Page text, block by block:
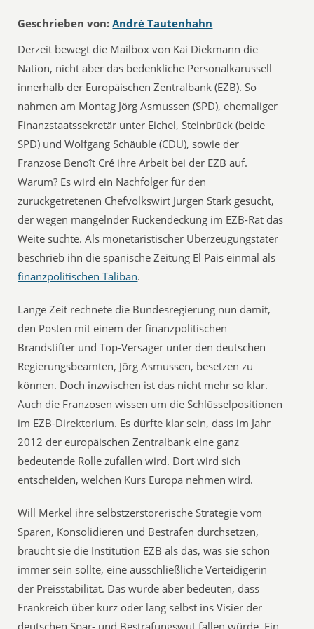
Geschrieben von: André Tautenhahn
Derzeit bewegt die Mailbox von Kai Diekmann die
Nation, nicht aber das bedenkliche Personalkarussell
innerhalb der Europäischen Zentralbank (EZB). So
nahmen am Montag Jörg Asmussen (SPD), ehemaliger
Finanzstaatssekretär unter Eichel, Steinbrück (beide
SPD) und Wolfgang Schäuble (CDU), sowie der
Franzose Benoît Cré ihre Arbeit bei der EZB auf.
Warum? Es wird ein Nachfolger für den
zurückgetretenen Chefvolkswirt Jürgen Stark gesucht,
der wegen mangelnder Rückendeckung im EZB-Rat das
Weite suchte. Als monetaristischer Überzeugungstäter
beschrieb ihn die spanische Zeitung El Pais einmal als
finanzpolitischen Taliban.
Lange Zeit rechnete die Bundesregierung nun damit,
den Posten mit einem der finanzpolitischen
Brandstifter und Top-Versager unter den deutschen
Regierungsbeamten, Jörg Asmussen, besetzen zu
können. Doch inzwischen ist das nicht mehr so klar.
Auch die Franzosen wissen um die Schlüsselpositionen
im EZB-Direktorium. Es dürfte klar sein, dass im Jahr
2012 der europäischen Zentralbank eine ganz
bedeutende Rolle zufallen wird. Dort wird sich
entscheiden, welchen Kurs Europa nehmen wird.
Will Merkel ihre selbstzerstörerische Strategie vom
Sparen, Konsolidieren und Bestrafen durchsetzen,
braucht sie die Institution EZB als das, was sie schon
immer sein sollte, eine ausschließliche Verteidigerin
der Preisstabilität. Das würde aber bedeuten, dass
Frankreich über kurz oder lang selbst ins Visier der
deutschen Spar- und Bestrafungswut fallen würde. Ein